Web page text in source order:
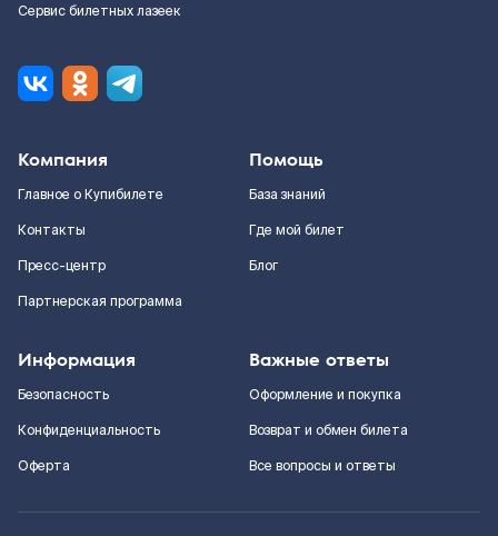
Сервис билетных лазеек
Компания
Главное о Купибилете
Контакты
Пресс-центр
Партнерская программа
Помощь
База знаний
Где мой билет
Блог
Информация
Безопасность
Конфиденциальность
Оферта
Важные ответы
Оформление и покупка
Возврат и обмен билета
Все вопросы и ответы